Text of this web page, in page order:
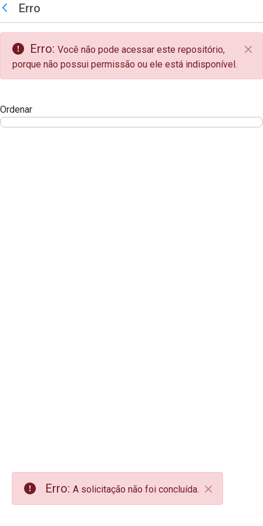
Pular para o Conteúdo principal
teste descricao
Voltar
Erro
Erro: Você não pode acessar este repositório,
porque não possui permissão ou ele está indisponível.
Ordenar
Erro: A solicitação não foi concluída.